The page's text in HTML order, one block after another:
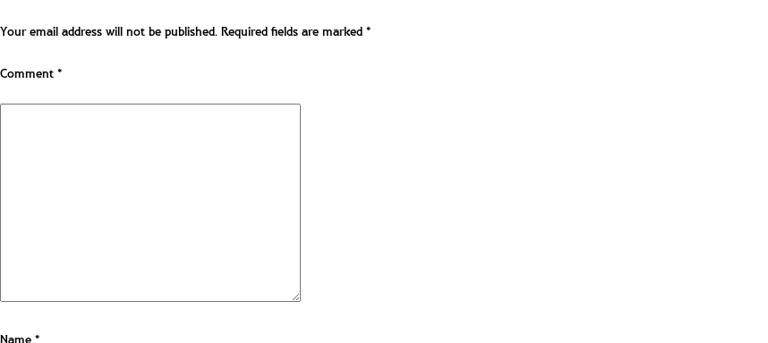
Your email address will not be published.Required fields are marked*
Comment*